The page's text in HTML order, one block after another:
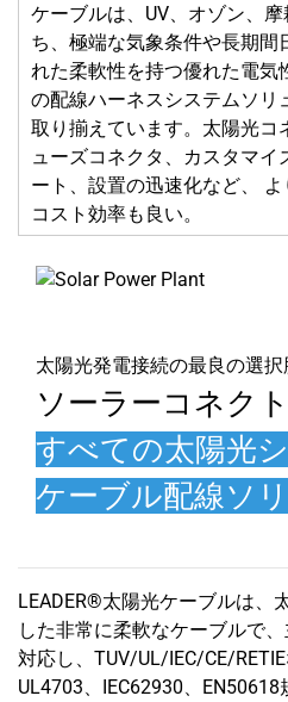
ケーブルは、UV、オゾン、
ち、極端な気象条件や長期間
れた柔軟性を持つ優れた電気
の配線ハーネスシステムソリ
取り揃えています。太陽光コ
ューズコネクタ、カスタマイ
ート、設置の迅速化など、 よ
コスト効率も良い。
太陽光発電接続の最良の選択
ソーラーコネク
すべての太陽光
ケーブル配線ソ
LEADER®太陽光ケーブルは、
した非常に柔軟なケーブルで
対応し、TUV/UL/IEC/CE/
UL4703、IEC62930、